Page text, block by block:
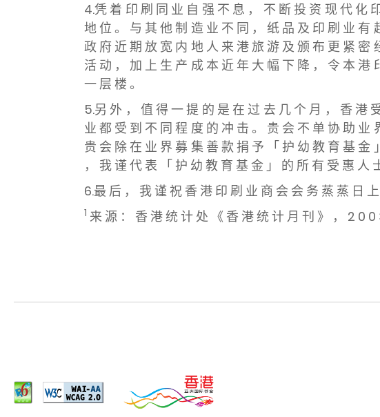
4.凭 着 印 刷 同 业 自 强 不 息 ， 不 断 投 资 现 代 化
地 位 。 与 其 他 制 造 业 不 同 ， 纸 品 及 印 刷 业
政 府 近 期 放 宽 内 地 人 来 港 旅 游 及 颁 布 更 紧
活 动 ， 加 上 生 产 成 本 近 年 大 幅 下 降 ， 令 本
一 层 楼 。
5.另 外 ， 值 得 一 提 的 是 在 过 去 几 个 月 ， 香 港
业 都 受 到 不 同 程 度 的 冲 击 。 贵 会 不 单 协 助 业
贵 会 除 在 业 界 募 集 善 款 捐 予 「 护 幼 教 育 基
， 我 谨 代 表 「 护 幼 教 育 基 金 」 的 所 有 受 惠 人
6.最 后 ， 我 谨 祝 香 港 印 刷 业 商 会 会 务 蒸 蒸 日
1 来 源 ： 香 港 统 计 处 《 香 港 统 计 月 刊 》 ， 2 0 0